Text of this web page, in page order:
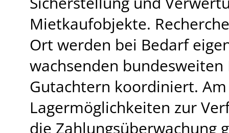
Mietkaufobjekte.
Ort werden bei Bedarf
wachsenden
Gutachtern koordiniert.
Lagermöglichkeiten zur
die Zahlungsüberwachung